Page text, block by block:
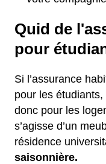
Quid de
pour
Si l’assurance
pour les étudiants,
donc pour les
s’agisse d’un
résidence
saisonnière.